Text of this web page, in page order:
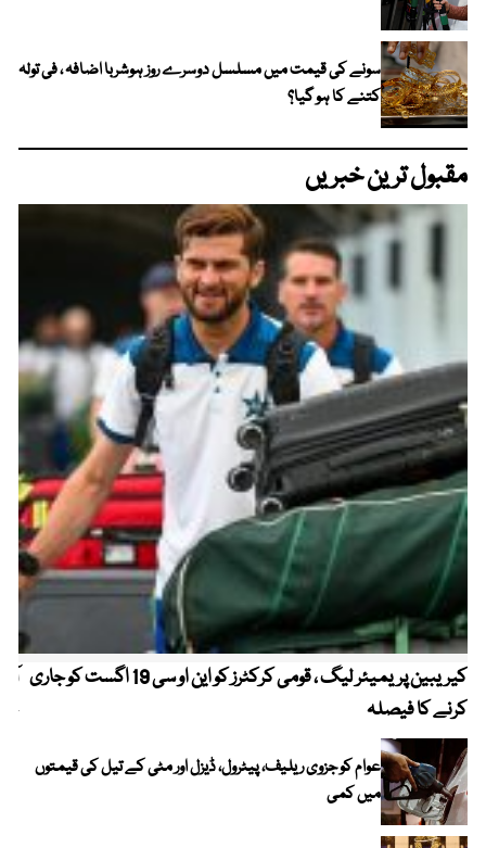
سونے کی قیمت میں مسلسل دوسرے روز ہوشربا اضافہ ، فی تولہ
کتنے کا ہو گیا؟
مقبول ترین خبریں
کیریبین پریمیئر لیگ ، قومی کرکٹرز کو این او سی 19 اگست کو جاری
کرنے کا فیصلہ
عوام کو جزوی ریلیف، پیٹرول، ڈیزل اور مٹی کے تیل کی قیمتوں
میں کمی